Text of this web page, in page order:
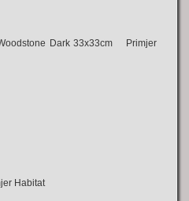
Dark 33x33cm Primjer
Habitat